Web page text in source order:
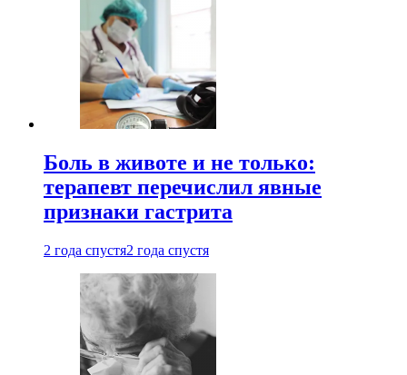
Боль в животе и не только:
терапевт перечислил явные
признаки гастрита
2 года спустя2 года спустя